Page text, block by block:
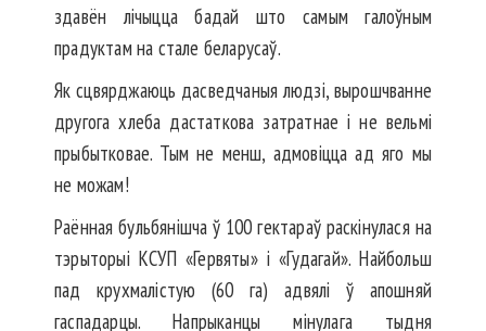
здавён лічыцца бадай што самым галоўным
прадуктам на стале беларусаў.
Як сцвярджаюць дасведчаныя людзі, вырошчванне
другога хлеба дастаткова затратнае і не вельмі
прыбытковае. Тым не менш, адмовіцца ад яго мы
не можам!
Раённая бульбянішча ў 100 гектараў раскінулася на
тэрыторыі КСУП «Гервяты» і «Гудагай». Найбольш
пад крухмалістую (60 га) адвялі ў апошняй
гаспадарцы. Напрыканцы мінулага тыдня